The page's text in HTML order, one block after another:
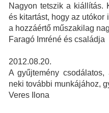
Nagyon tetszik a kiállítás.
és kitartást, hogy az
a hozzáértő műszakilag
Faragó Imréné és családja
2012.08.20.
A gyűjtemény
neki további munkájához,
Veres Ilona